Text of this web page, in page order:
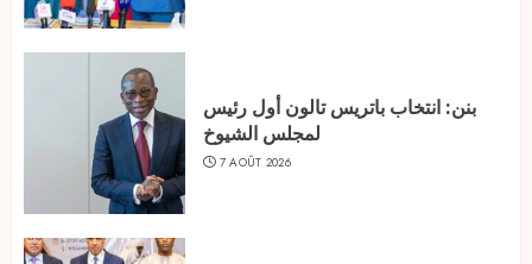
بنن: انتخاب باتريس تالون أول رئيس
لمجلس الشيوخ
7 AOÛT 2026